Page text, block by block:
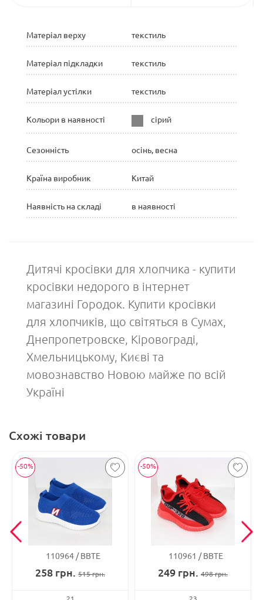
Матеріал верху текстиль
Матеріал підкладки текстиль
Матеріал устілки текстиль
Кольори в наявності сірий
Сезонність осінь, весна
Країна виробник Китай
Наявність на складі в наявності
Дитячі кросівки для хлопчика - купити
кросівки недорого в інтернет
магазині Городок. Купити кросівки
для хлопчиків, що світяться в Сумах,
Днепропетровске, Кіровограді,
Хмельницькому, Києві та
мовознавство Новою майже по всій
Україні
Схожі товари
-50%
110964 ВВТЕ
258 грн. 515грн.
21
-50%
110961 ВВТЕ
249 грн. 498грн.
23